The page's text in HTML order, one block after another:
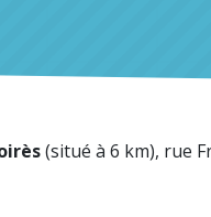
(situé à 6 km), rue